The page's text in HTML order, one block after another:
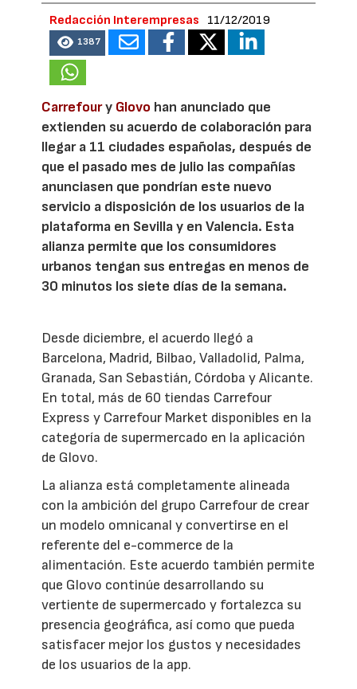
Redacción Interempresas 11/12/2019
1387
Carrefoury Glovo han anunciado que
extienden su acuerdo de colaboración para
llegar a 11 ciudades españolas, después de
que el pasado mes de julio las compañías
anunciasen que pondrían este nuevo
servicio a disposición de los usuarios de la
plataforma en Sevilla y en Valencia. Esta
alianza permite que los consumidores
urbanos tengan sus entregas en menos de
30 minutos los siete días de la semana.
Desde diciembre, el acuerdo llegó a
Barcelona, Madrid, Bilbao, Valladolid, Palma,
Granada, San Sebastián, Córdoba y Alicante.
En total, más de 60 tiendas Carrefour
Express y Carrefour Market disponibles en la
categoría de supermercado en la aplicación
de Glovo.
La alianza está completamente alineada
con la ambición del grupo Carrefour de crear
un modelo omnicanal y convertirse en el
referente del e-commerce de la
alimentación. Este acuerdo también permite
que Glovo continúe desarrollando su
vertiente de supermercado y fortalezca su
presencia geográfica, así como que pueda
satisfacer mejor los gustos y necesidades
de los usuarios de la app.